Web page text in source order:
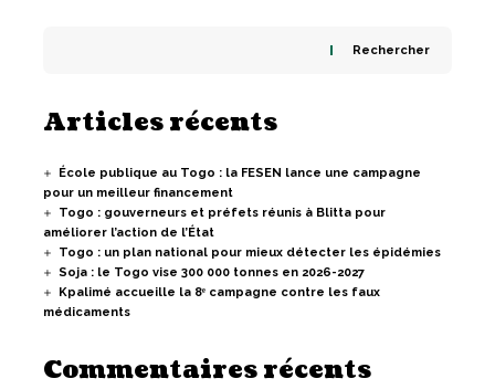
Rechercher
Articles récents
École publique au Togo : la FESEN lance une campagne
pour un meilleur financement
Togo : gouverneurs et préfets réunis à Blitta pour
améliorer l’action de l’État
Togo : un plan national pour mieux détecter les épidémies
Soja : le Togo vise 300 000 tonnes en 2026-2027
Kpalimé accueille la 8ᵉ campagne contre les faux
médicaments
Commentaires récents